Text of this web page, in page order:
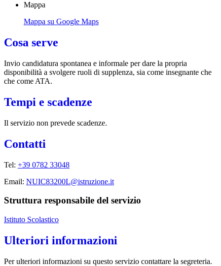
Mappa
Mappa su Google Maps
Cosa serve
Invio candidatura spontanea e informale per dare la propria
disponibilità a svolgere ruoli di supplenza, sia come insegnante che
che come ATA.
Tempi e scadenze
Il servizio non prevede scadenze.
Contatti
Tel: +39 0782 33048
Email: NUIC83200L@istruzione.it
Struttura responsabile del servizio
Istituto Scolastico
Ulteriori informazioni
Per ulteriori informazioni su questo servizio contattare la segreteria.